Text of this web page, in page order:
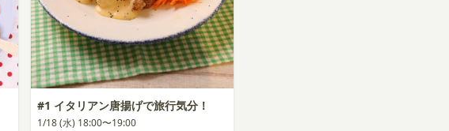
#1 イタリアン唐揚げで旅行気分！
1/18 (水) 18:00〜19:00